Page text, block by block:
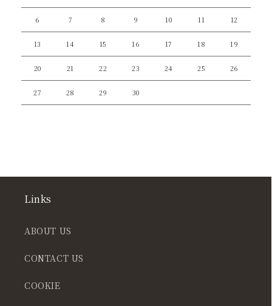
6 7 8 9 10 11 12
13 14 15 16 17 18 19
20 21 22 23 24 25 26
27 28 29 30
Links
ABOUT US
CONTACT US
COOKIE